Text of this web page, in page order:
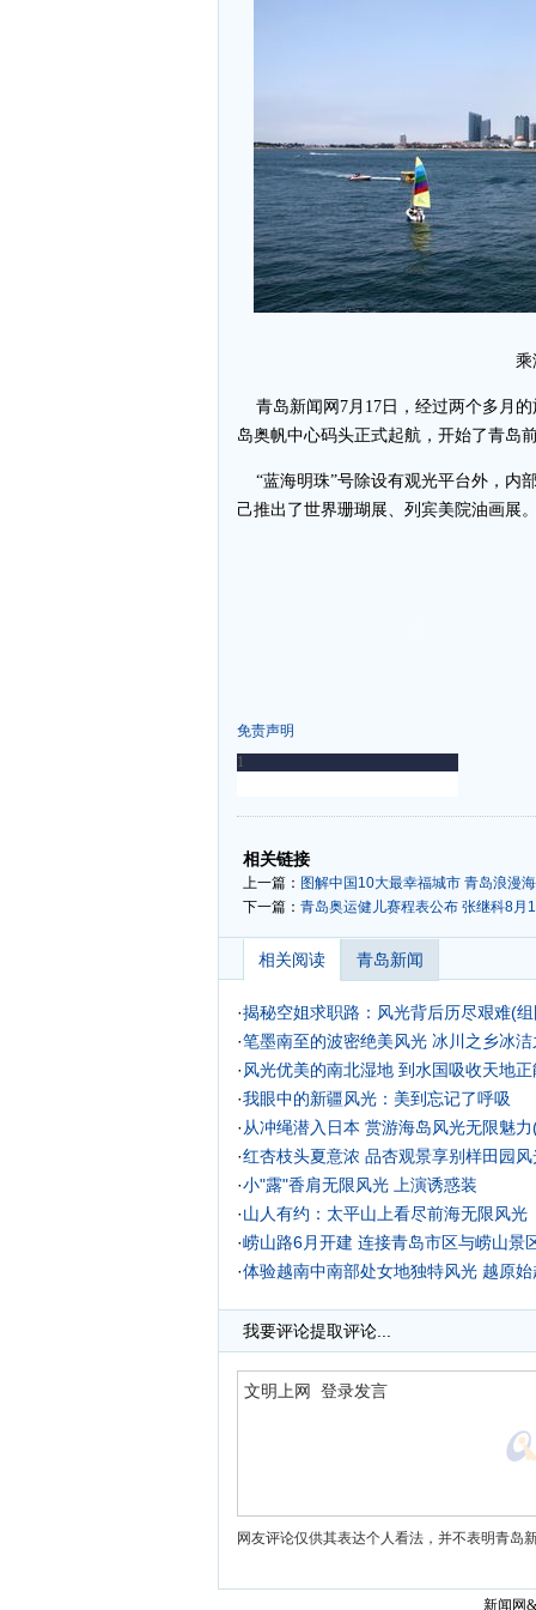
乘
青岛新闻网7月17日，经过两个多月的
岛奥帆中心码头正式起航，开始了青岛
“蓝海明珠”号除设有观光平台外，内
己推出了世界珊瑚展、列宾美院油画展
免责声明
-
相关链接
上一篇： 图解中国10大最幸福城市 青岛浪漫
下一篇： 青岛奥运健儿赛程表公布 张继科8月
相关阅读 青岛新闻
·揭秘空姐求职路：风光背后历尽艰难(
·笔墨南至的波密绝美风光 冰川之乡冰洁
· 风光优美的南北湿地 到水国吸收天地
·我眼中的新疆风光：美到忘记了呼吸
· 从冲绳潜入日本 赏游海岛风光无限魅
·红杏枝头夏意浓 品杏观景享别样田园
·小"露"香肩无限风光 上演诱惑装
·山人有约：太平山上看尽前海无限风光
·崂山路6月开建 连接青岛市区与崂山景
·体验越南中南部处女地独特风光 越原始
我要评论提取评论...
网友评论仅供其表达个人看法，并不表明青岛